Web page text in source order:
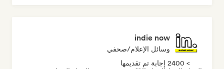
indie now
وسائل الإعلام/صحفي
> 2400 إجابة تم تقديمها